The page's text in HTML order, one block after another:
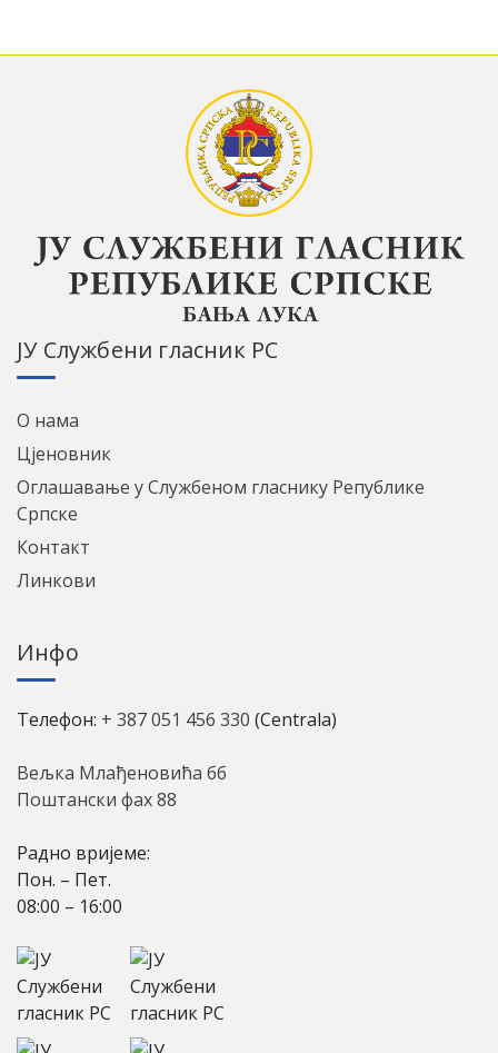
ЈУ Службени гласник РС
О нама
Цјеновник
Оглашавање у Службеном гласнику Републике
Српске
Контакт
Линкови
Инфо
Телефон: + 387 051 456 330 (Centrala)
Вељка Млађеновића бб
Поштански фах 88
Радно вријеме:
Пон. – Пет.
08:00 – 16:00